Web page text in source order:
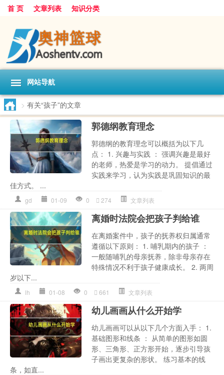
首 页 文章列表 知识分类
网站导航
> 有关“孩子”的文章
郭德纲教育理念
郭德纲的教育理念可以概括为以下几
点： 1. 兴趣与实践 ： 强调兴趣是最好
的老师，热爱是学习的动力。 提倡通过
实践来学习，认为实践是巩固知识的最
佳方式。 ...
gd 01-09 0 274 文章列表
离婚时法院会把孩子判给谁
在离婚案件中，孩子的抚养权归属通常
遵循以下原则： 1. 哺乳期内的孩子 ：
一般随哺乳的母亲抚养，除非母亲存在
特殊情况不利于孩子健康成长。 2. 两周
岁以下...
lh 01-08 0 661 文章列表
幼儿画画从什么开始学
幼儿画画可以从以下几个方面入手： 1.
基础图形和线条 ： 从简单的图形如圆
形、三角形、正方形开始，逐步引导孩
子画出更复杂的形状。 练习基本的线
条，如直...